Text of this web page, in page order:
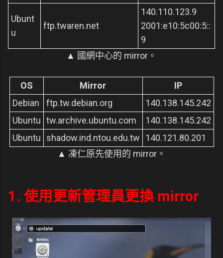
Ubunt
u
ftp.twaren.net
140.110.123.9
2001:e10:5c00:5::
9
▲ 國網中心的 mirror。
OS Mirror
IP
Debian
ftp.tw.debian.org
140.138.145.242
Ubuntu tw.archive.ubuntu.com
140.138.145.242
Ubuntu
shadow.ind.ntou.edu.tw
140.121.80.201
▲ 凍仁原先使用的 mirror。
1. 使用更新管理員更換 mirror